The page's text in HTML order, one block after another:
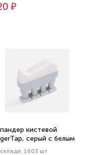
₽
кистевой
серый с белым
1603 шт